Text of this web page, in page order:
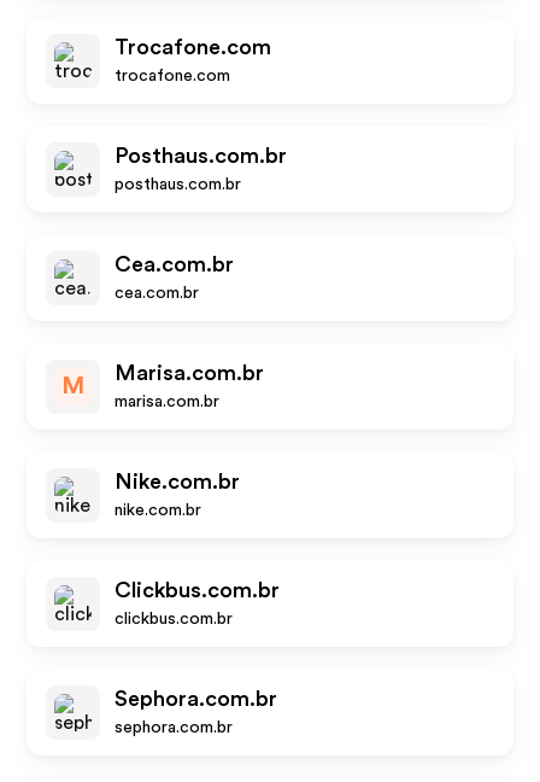
Trocafone.com
trocafone.com
Posthaus.com.br
posthaus.com.br
Cea.com.br
cea.com.br
M
Marisa.com.br
marisa.com.br
Nike.com.br
nike.com.br
Clickbus.com.br
clickbus.com.br
Sephora.com.br
sephora.com.br